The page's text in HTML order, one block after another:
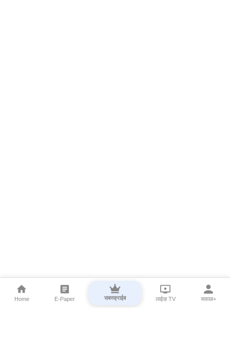
Home E-Paper सबस्क्राईब लाईव्ह TV सकाळ+